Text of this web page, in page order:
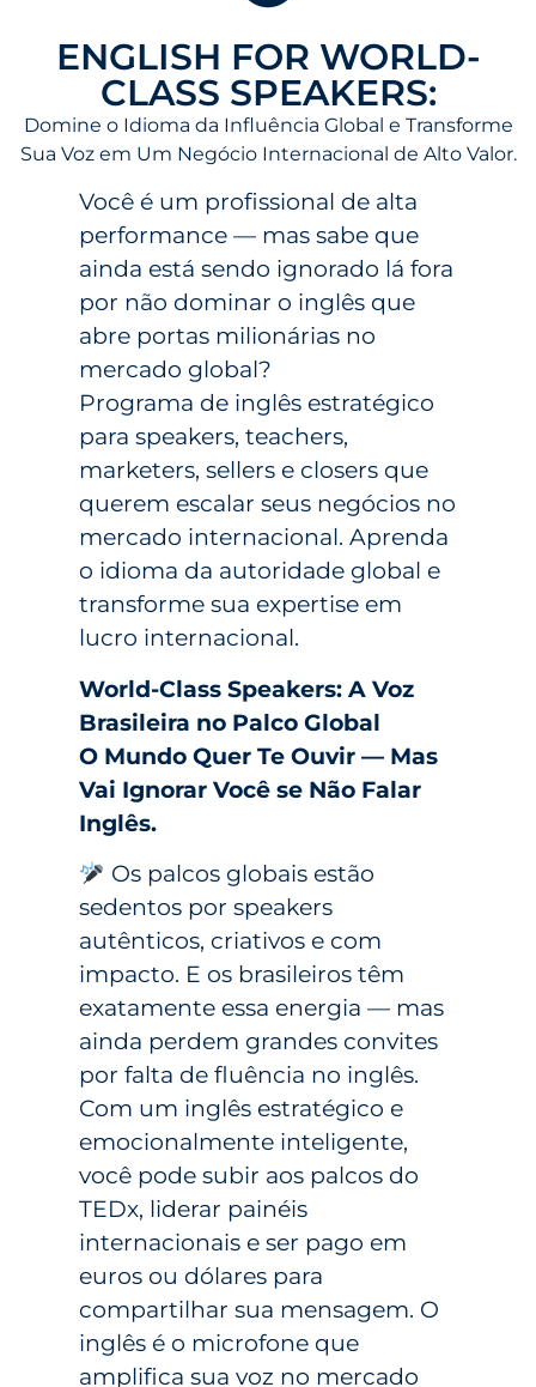
ENGLISH FOR WORLD-
CLASS SPEAKERS:
Domine o Idioma da Influência Global e Transforme
Sua Voz em Um Negócio Internacional de Alto Valor.
Você é um profissional de alta
performance — mas sabe que
ainda está sendo ignorado lá fora
por não dominar o inglês que
abre portas milionárias no
mercado global?
Programa de inglês estratégico
para speakers, teachers,
marketers, sellers e closers que
querem escalar seus negócios no
mercado internacional. Aprenda
o idioma da autoridade global e
transforme sua expertise em
lucro internacional.
World-Class Speakers: A Voz
Brasileira no Palco Global
O Mundo Quer Te Ouvir — Mas
Vai Ignorar Você se Não Falar
Inglês.
Os palcos globais estão
sedentos por speakers
autênticos, criativos e com
impacto. E os brasileiros têm
exatamente essa energia — mas
ainda perdem grandes convites
por falta de fluência no inglês.
Com um inglês estratégico e
emocionalmente inteligente,
você pode subir aos palcos do
TEDx, liderar painéis
internacionais e ser pago em
euros ou dólares para
compartilhar sua mensagem. O
inglês é o microfone que
amplifica sua voz no mercado